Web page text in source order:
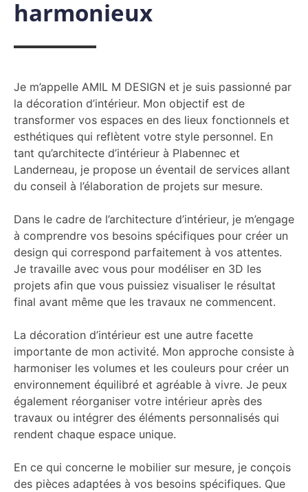
harmonieux
Je m’appelle AMIL M DESIGN et je suis passionné par
la décoration d’intérieur. Mon objectif est de
transformer vos espaces en des lieux fonctionnels et
esthétiques qui reflètent votre style personnel. En
tant qu’architecte d’intérieur à Plabennec et
Landerneau, je propose un éventail de services allant
du conseil à l’élaboration de projets sur mesure.
Dans le cadre de l’architecture d’intérieur, je m’engage
à comprendre vos besoins spécifiques pour créer un
design qui correspond parfaitement à vos attentes.
Je travaille avec vous pour modéliser en 3D les
projets afin que vous puissiez visualiser le résultat
final avant même que les travaux ne commencent.
La décoration d’intérieur est une autre facette
importante de mon activité. Mon approche consiste à
harmoniser les volumes et les couleurs pour créer un
environnement équilibré et agréable à vivre. Je peux
également réorganiser votre intérieur après des
travaux ou intégrer des éléments personnalisés qui
rendent chaque espace unique.
En ce qui concerne le mobilier sur mesure, je conçois
des pièces adaptées à vos besoins spécifiques. Que